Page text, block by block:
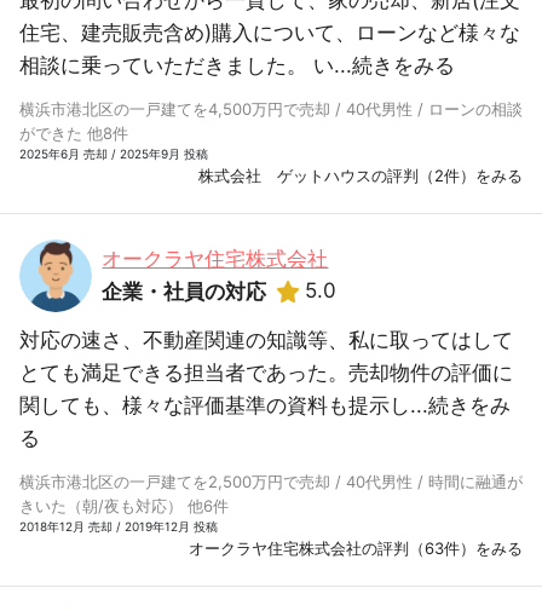
住宅、建売販売含め)購入について、ローンなど様々な
相談に乗っていただきました。 い...続きをみる
横浜市港北区の一戸建てを4,500万円で売却 / 40代男性 / ローンの相談
ができた 他8件
2025年6月 売却 / 2025年9月 投稿
株式会社 ゲットハウスの評判（2件）をみる
オークラヤ住宅株式会社
企業・社員の対応
5.0
対応の速さ、不動産関連の知識等、私に取ってはして
とても満足できる担当者であった。売却物件の評価に
関しても、様々な評価基準の資料も提示し...続きをみ
る
横浜市港北区の一戸建てを2,500万円で売却 / 40代男性 / 時間に融通が
きいた（朝/夜も対応） 他6件
2018年12月 売却 / 2019年12月 投稿
オークラヤ住宅株式会社の評判（63件）をみる